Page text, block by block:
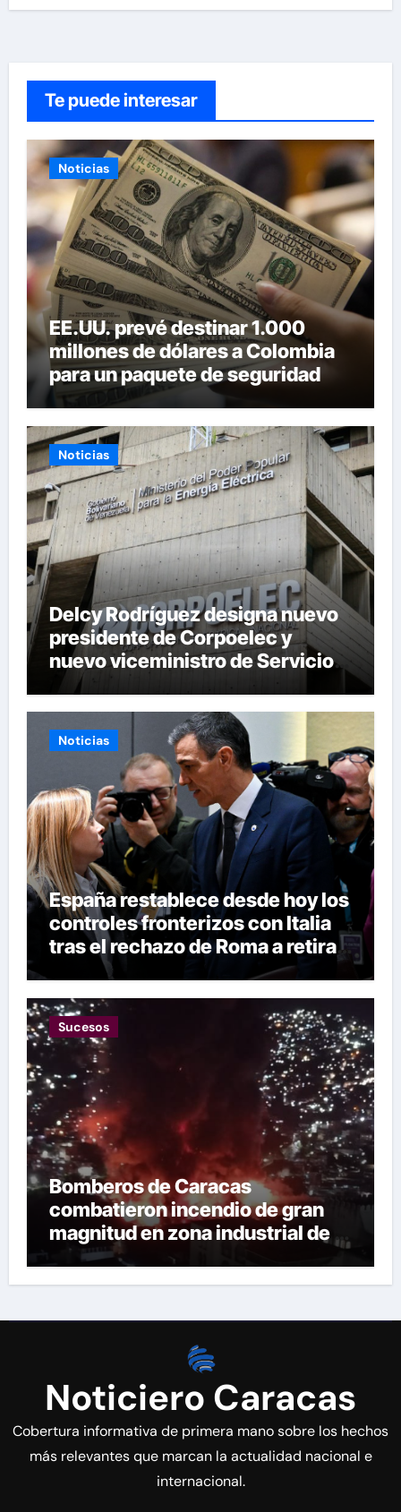
Te puede interesar
Noticias
EE.UU. prevé destinar 1.000
millones de dólares a Colombia
para un paquete de seguridad
Noticias
Delcy Rodríguez designa nuevo
presidente de Corpoelec y
nuevo viceministro de Servicios
Eléctricos
Noticias
España restablece desde hoy los
controles fronterizos con Italia
tras el rechazo de Roma a retirar
las restricciones
Sucesos
Bomberos de Caracas
combatieron incendio de gran
magnitud en zona industrial de El
Llanito
Noticiero Caracas
Cobertura informativa de primera mano sobre los hechos
más relevantes que marcan la actualidad nacional e
internacional.